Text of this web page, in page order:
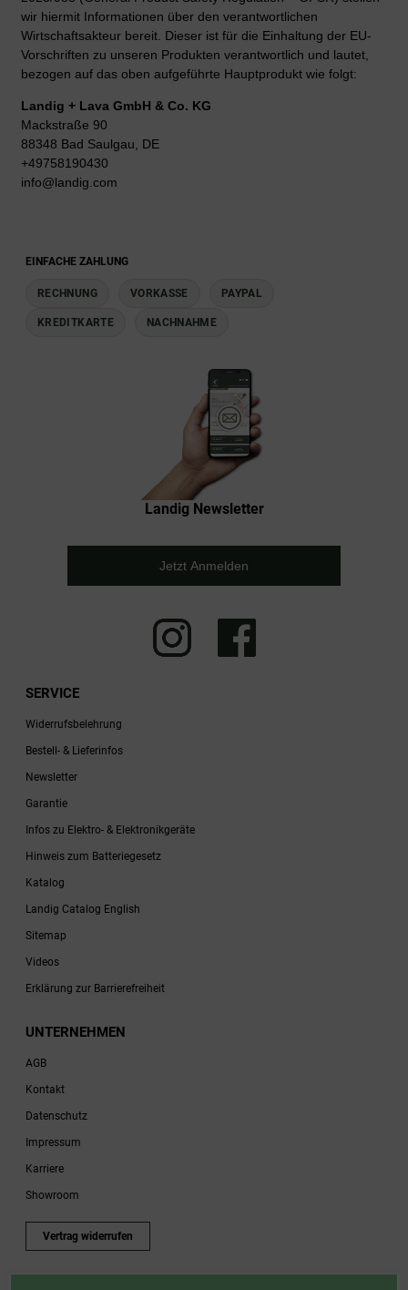
wir hiermit Informationen über den verantwortlichen
Wirtschaftsakteur bereit. Dieser ist für die Einhaltung der EU-
Vorschriften zu unseren Produkten verantwortlich und lautet,
bezogen auf das oben aufgeführte Hauptprodukt wie folgt:
Landig + Lava GmbH & Co. KG
Mackstraße 90
88348 Bad Saulgau, DE
+49758190430
info@landig.com
EINFACHE ZAHLUNG
RECHNUNG VORKASSE PAYPAL
KREDITKARTE NACHNAHME
Landig Newsletter
Jetzt Anmelden
SERVICE
Widerrufsbelehrung
Bestell- & Lieferinfos
Newsletter
Garantie
Infos zu Elektro- & Elektronikgeräte
Hinweis zum Batteriegesetz
Katalog
Landig Catalog English
Sitemap
Videos
Erklärung zur Barrierefreiheit
UNTERNEHMEN
AGB
Kontakt
Datenschutz
Impressum
Karriere
Showroom
Vertrag widerrufen